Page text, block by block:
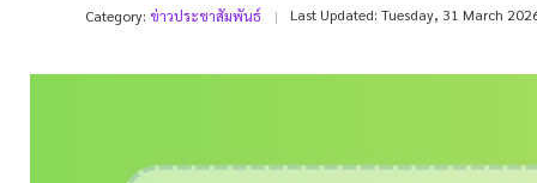
Category: ข่าวประชาสัมพันธ์ Last Updated: Tuesday, 31 March